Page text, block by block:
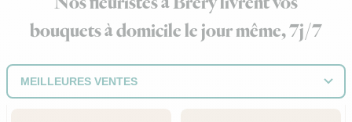
bouquets à domicile le jour même, 7j/7